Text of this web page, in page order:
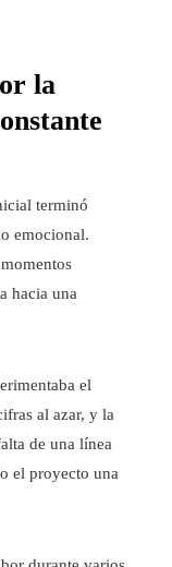
la
terminó
emocional.
hacia una
el
al azar, y la
de una línea
el proyecto una